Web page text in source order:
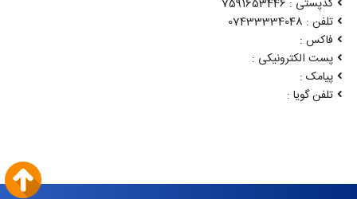
تلفن : 07433334048
فاکس :
پست الکترونیکی :
پیامک :
تلفن گویا :